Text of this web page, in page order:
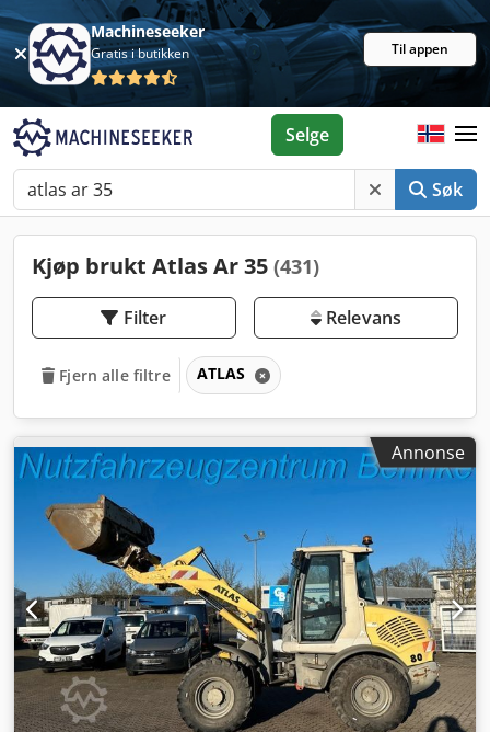
Machineseeker
Gratis i butikken Til appen
Søk
Selge
Kjøp brukt Atlas Ar 35 (431)
Filter Relevans
Fjern alle filtre ATLAS
Annonse